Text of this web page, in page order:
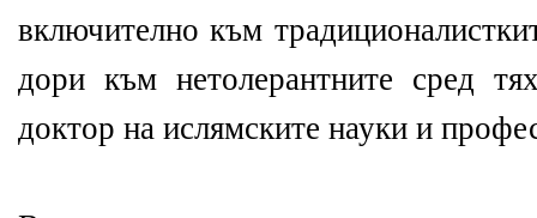
включително към
дори към нетолерантните сред
доктор на ислямските науки и